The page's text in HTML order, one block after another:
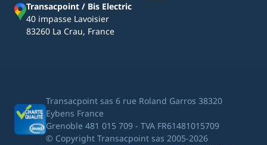
Transacpoint / Bis Electric
40 impasse Lavoisier
83260 La Crau, France
Transacpoint sas 6 rue Roland Garros 38320
Eybens France
Grenoble 481 015 709 - TVA FR61481015709
© Copyright Transacpoint sas 2005-2026